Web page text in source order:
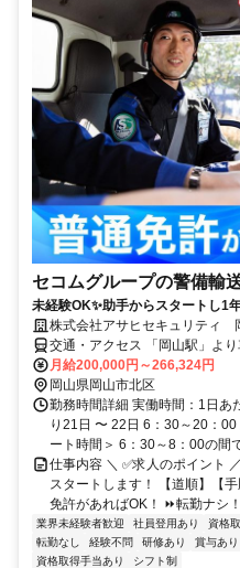
セコムグループの警備輸
未経験OK✨助手からスタートし1
株式会社アサヒセキュリティ
交通・アクセス 「岡山駅」よ
月給200,000円～266,324円
岡山県岡山市北区
勤務時間詳細 実働時間：1日あ
り21日 〜 22日 6：30～20：
ート時間＞ 6：30～8：00の間
仕事内容 ＼ ✅求人のポイント
スタートします！ 【道順】【
免許があればOK！ ⏩転勤ナシ
業界未経験者歓迎 社員登用あり 資格
転勤なし
経験不問 研修あり 賞与あり
資格取得手当あり
シフト制